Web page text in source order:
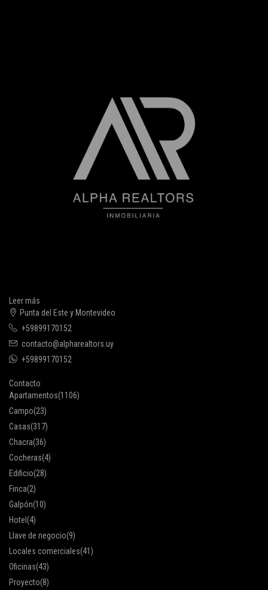
Leer más
Punta del Este y Montevideo
+59899170152
contacto@alpharealtors.uy
+59899170152
Contacto
Apartamentos(1106)
Campo(23)
Casas(317)
Chacra(36)
Cocheras(4)
Edificio(28)
Finca(2)
Galpón(10)
Hotel (4)
Llave de negocio(9)
Locales comerciales(41)
Oficinas(43)
Proyecto(8)